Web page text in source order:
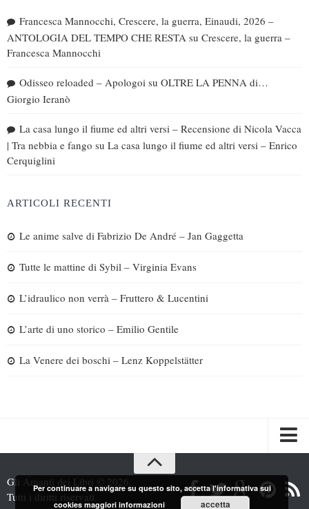
Francesca Mannocchi, Crescere, la guerra, Einaudi, 2026 –
ANTOLOGIA DEL TEMPO CHE RESTA su Crescere, la guerra –
Francesca Mannocchi
Odisseo reloaded – Apologoi su OLTRE LA PENNA di…
Giorgio Ieranò
La casa lungo il fiume ed altri versi – Recensione di Nicola Vacca
| Tra nebbia e fango su La casa lungo il fiume ed altri versi – Enrico
Cerquiglini
ARTICOLI RECENTI
Le anime salve di Fabrizio De André – Jan Gaggetta
Tutte le mattine di Sybil – Virginia Evans
L’idraulico non verrà – Fruttero & Lucentini
L’arte di uno storico – Emilio Gentile
La Venere dei boschi – Lenz Koppelstätter
Recensioni
Gli Amanti dei Libri © 2026.
Tutti i diritti riservati.
Per continuare a navigare su questo sito, accetta l'informativa sui
cookiesmaggiori informazioni accetta